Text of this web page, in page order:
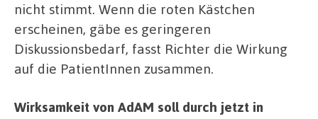
nicht stimmt. Wenn die roten Kästchen
erscheinen, gäbe es geringeren
Diskussionsbedarf, fasst Richter die Wirkung
auf die PatientInnen zusammen.
Wirksamkeit von AdAM soll durch jetzt in